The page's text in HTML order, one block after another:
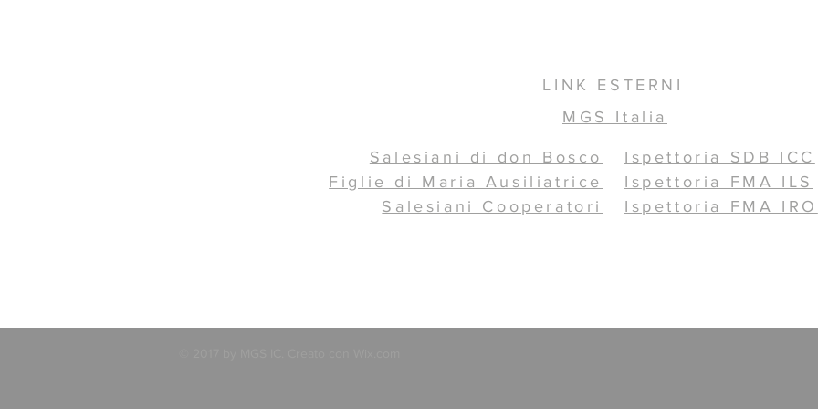
LINK ESTERNI
MGS Italia
Salesiani di don Bosco
Figlie di Maria Ausiliatrice
Salesiani Cooperatori
Ispettoria SDB ICC
Ispettoria FMA ILS
Ispettoria FMA IRO